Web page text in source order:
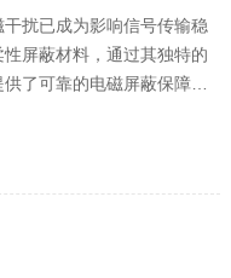
扰已成为影响信号传输稳
屏蔽材料，通过其独特的
了可靠的电磁屏蔽保障，